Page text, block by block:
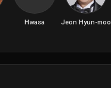
Hwasa Jeon Hyun-moo